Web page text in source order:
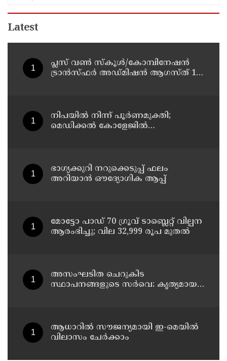
Latest
പ്ലസ് വൺ സ്‌കൂൾ/കോമ്പിനേഷൻ
ട്രാൻസ്ഫർ അഡ്മിഷൻ ആഗസ്ത് 10,
നിപയിൽ നിന്ന് പൂർണമുക്തി;
മെഡിക്കൽ കോളേജിൽ
ഭാഗ്യക്കുറി നറുക്കെടുപ്പ് ഫലം
അറിയാൻ ഔദ്യോഗിക ആപ്പ്
മോട്ടോ പാഡ് 70 ഗ്രൂവ് ടാബ്ലെറ്റ് വില്പന
ആരംഭിച്ചു; വില 32,999 രൂപ മുതൽ
അസംഘടിത ചെറുകിട
സ്ഥാപനങ്ങളുടെ സർവെ: കൃത്യമായ
ആധാറിൽ സൗജന്യമായി ഇ-മെയിൽ
വിലാസം ചേർക്കാം